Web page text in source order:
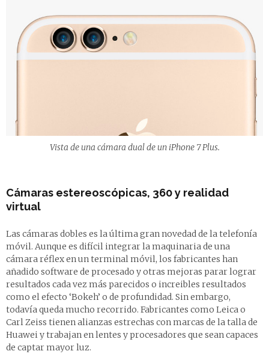
Vista de una cámara dual de un iPhone 7 Plus.
Cámaras estereoscópicas, 360 y realidad
virtual
Las cámaras dobles es la última gran novedad de la telefonía
móvil. Aunque es difícil integrar la maquinaria de una
cámara réflex en un terminal móvil, los fabricantes han
añadido software de procesado y otras mejoras parar lograr
resultados cada vez más parecidos o increibles resultados
como el efecto ‘Bokeh’ o de profundidad. Sin embargo,
todavía queda mucho recorrido. Fabricantes como Leica o
Carl Zeiss tienen alianzas estrechas con marcas de la talla de
Huawei y trabajan en lentes y procesadores que sean capaces
de captar mayor luz.